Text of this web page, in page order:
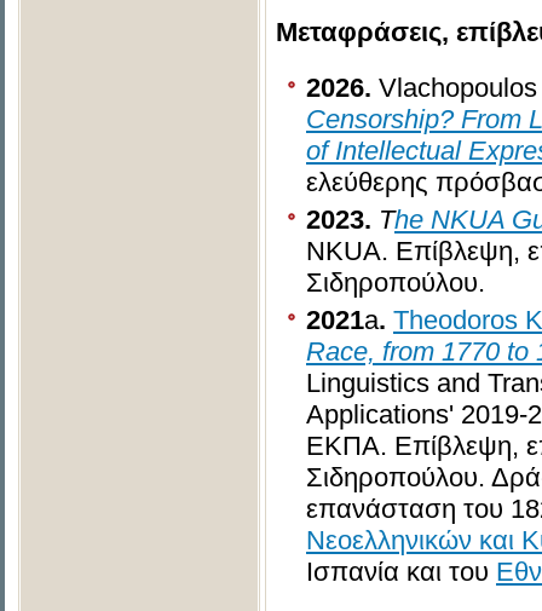
Μεταφράσεις,
2026.
Censorship? From
of Intellectual
ελεύθερης
2023. The NKUA
NKUA. Eπίβλεψη,
Σιδηροπούλου.
2021a. Theodoros
Race, from 1770 to
Linguistics and
Applications' 2019-
ΕΚΠΑ. Eπίβλεψη,
Σιδηροπούλου.
επανάσταση του
Νεοελληνικών και
Ισπανία και του